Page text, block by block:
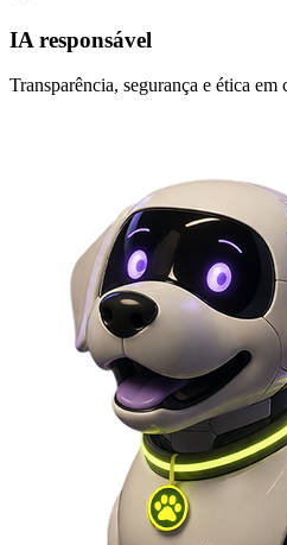
IA responsável
Transparência, segurança e ética em